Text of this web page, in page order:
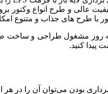
با طرح های جذاب و متنوع
روز مشغول طراحی و ساخت
پیدا کنید.
بودن می‌توان آن را در هر